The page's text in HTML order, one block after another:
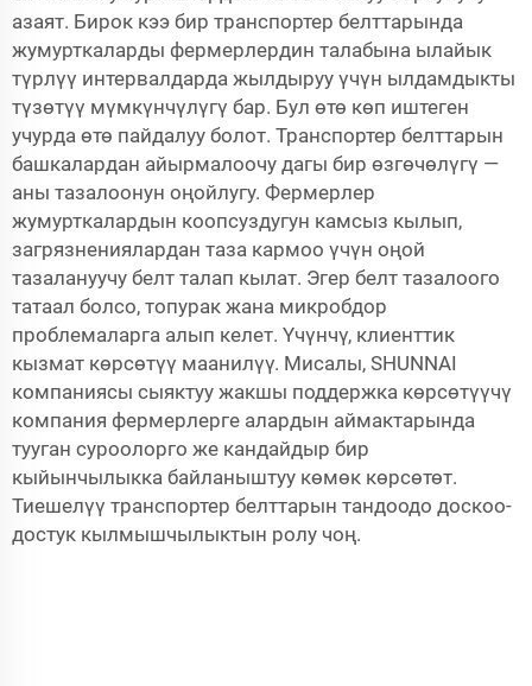
азаят. Бирок кээ бир транспортер белттарында
жумурткаларды фермерлердин талабына ылайык
түрлүү интервалдарда жылдыруу үчүн ылдамдыкты
түзөтүү мүмкүнчүлүгү бар. Бул өтө көп иштеген
учурда өтө пайдалуу болот. Транспортер белттарын
башкалардан айырмалоочу дагы бир өзгөчөлүгү —
аны тазалоонун оңойлугу. Фермерлер
жумурткалардын коопсуздугун камсыз кылып,
загрязнениялардан таза кармоо үчүн оңой
тазалануучу белт талап кылат. Эгер белт тазалоого
татаал болсо, топурак жана микробдор
проблемаларга алып келет. Үчүнчү, клиенттик
кызмат көрсөтүү маанилүү. Мисалы, SHUNNAI
компаниясы сыяктуу жакшы поддержка көрсөтүүчү
компания фермерлерге алардын аймактарында
тууган суроолорго же кандайдыр бир
кыйынчылыкка байланыштуу көмөк көрсөтөт.
Тиешелүү транспортер белттарын тандоодо доскоо-
достук кылмышчылыктын ролу чоң.